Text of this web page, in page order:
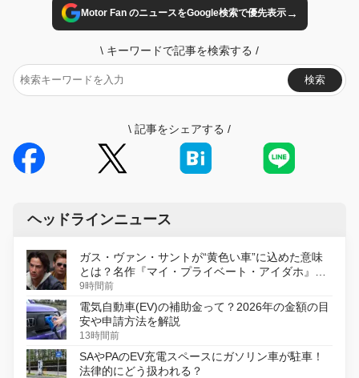
Motor Fan のニュースをGoogle検索で優先表示→
\ キーワードで記事を検索する /
検索
\ 記事をシェアする /
ヘッドラインニュース
ガス・ヴァン・サントが“黄色い車”に込めた意味
とは？名作『マイ・プライベート・アイダホ』が
初のデジタルリマスター版で復活
9時間前
電気自動車(EV)の補助金って？2026年の金額の目
安や申請方法を解説
13時間前
SAやPAのEV充電スペースにガソリン車が駐車！
法律的にどう扱われる？